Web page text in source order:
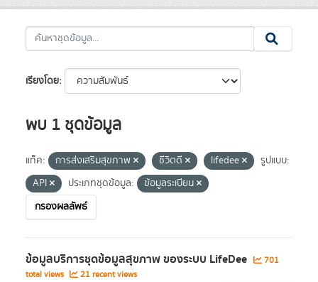
เรียงโดย
พบ 1 ชุดข้อมูล
แท็ค: การส่งเสริมสุขภาพ ชีวิตดี lifedee
รูปแบบ:
API
ประเภทชุดข้อมูล:
ข้อมูลระเบียน
กรองผลลัพธ์
ข้อมูลบริการชุดข้อมูลสุขภาพ ของระบบ LifeDee
701
total views
21 recent views